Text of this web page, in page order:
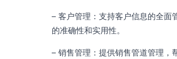
– 客户管理：支持客户信息的全面
的准确性和实用性。
– 销售管理：提供销售管道管理，